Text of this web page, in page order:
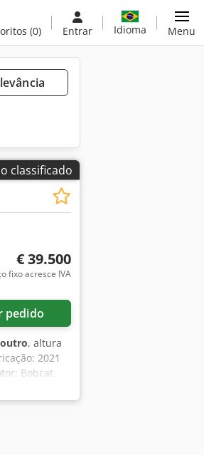
(0) Entrar Idioma Menu
classificado
€ 39.500
fixo acresce IVA
pedido
outro, altura
2021
Bobcat
acessórios
comando